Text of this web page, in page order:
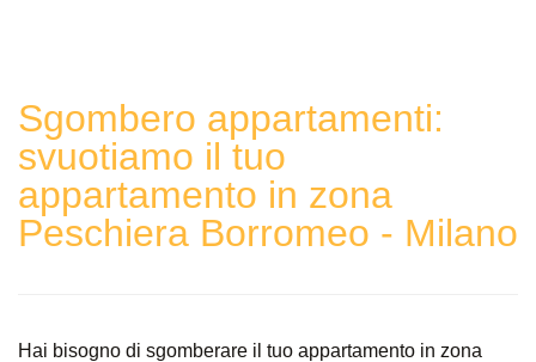
Sgombero appartamenti:
svuotiamo il tuo
appartamento in zona
Peschiera Borromeo - Milano
Hai bisogno di sgomberare il tuo appartamento in zona